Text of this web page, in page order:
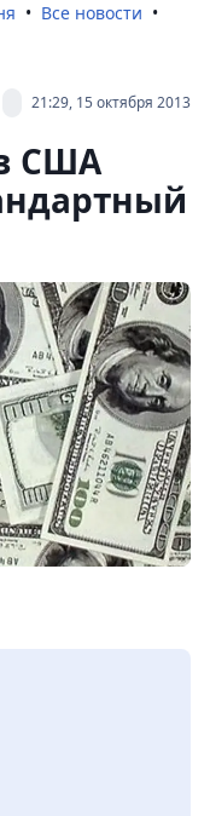
Все новости
21:29, 15 октября 2013
США